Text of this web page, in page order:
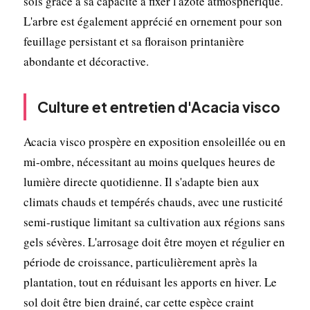
L'arbre est également apprécié en ornement pour son
feuillage persistant et sa floraison printanière
abondante et décoractive.
Culture et entretien d'Acacia visco
Acacia visco prospère en exposition ensoleillée ou en
mi-ombre, nécessitant au moins quelques heures de
lumière directe quotidienne. Il s'adapte bien aux
climats chauds et tempérés chauds, avec une rusticité
semi-rustique limitant sa cultivation aux régions sans
gels sévères. L'arrosage doit être moyen et régulier en
période de croissance, particulièrement après la
plantation, tout en réduisant les apports en hiver. Le
sol doit être bien drainé, car cette espèce craint